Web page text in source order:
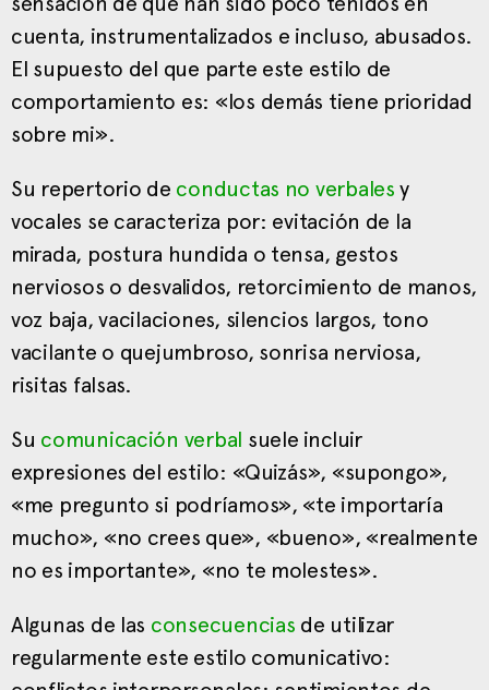
cuenta, instrumentalizados e incluso, abusados.
El supuesto del que parte este estilo de
comportamiento es: «los demás tiene prioridad
sobre mi».
Su repertorio de conductas no verbales y
vocales se caracteriza por: evitación de la
mirada, postura hundida o tensa, gestos
nerviosos o desvalidos, retorcimiento de manos,
voz baja, vacilaciones, silencios largos, tono
vacilante o quejumbroso, sonrisa nerviosa,
risitas falsas.
Su comunicación verbal suele incluir
expresiones del estilo: «Quizás», «supongo»,
«me pregunto si podríamos», «te importaría
mucho», «no crees que», «bueno», «realmente
no es importante», «no te molestes».
Algunas de las consecuencias de utilizar
regularmente este estilo comunicativo: